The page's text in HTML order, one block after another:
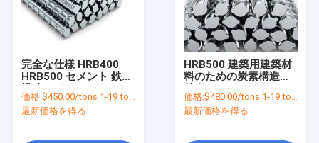
企業情報
品質管理
お問い合わせ
完全な仕様 HRB400
HRB500 セメント 鉄棒
鉄筋強化
価格:$450.00/tons 1-19 tons
最新価格を得る
HRB500 建築用建築材
料のための炭素構造鋼
10mm 変形鉄棒リバー
価格:$480.00/tons 1-19 tons
最新価格を得る